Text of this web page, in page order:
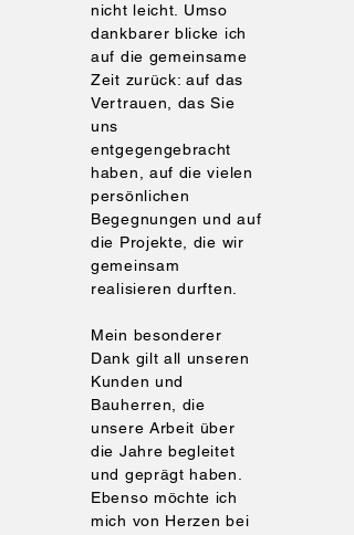
nicht leicht. Umso
dankbarer blicke ich
auf die gemeinsame
Zeit zurück: auf das
Vertrauen, das Sie
uns
entgegengebracht
haben, auf die vielen
persönlichen
Begegnungen und auf
die Projekte, die wir
gemeinsam
realisieren durften.
Mein besonderer
Dank gilt all unseren
Kunden und
Bauherren, die
unsere Arbeit über
die Jahre begleitet
und geprägt haben.
Ebenso möchte ich
mich von Herzen bei